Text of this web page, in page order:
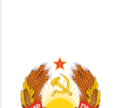
содержанию